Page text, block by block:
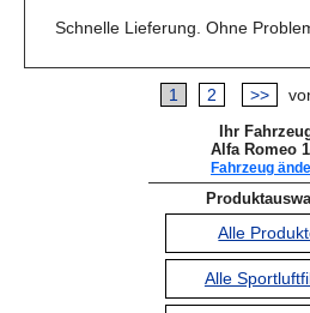
Schnelle Lieferung. Ohne
1 2 >>
Ihr
Alfa Romeo
Fahrzeug
Alle
Alle